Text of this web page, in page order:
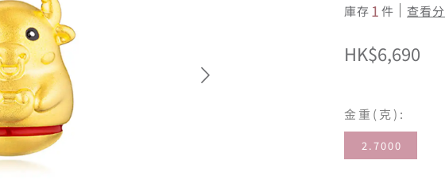
庫存1件 查看
HK$6,690
金重(克):
2.7000